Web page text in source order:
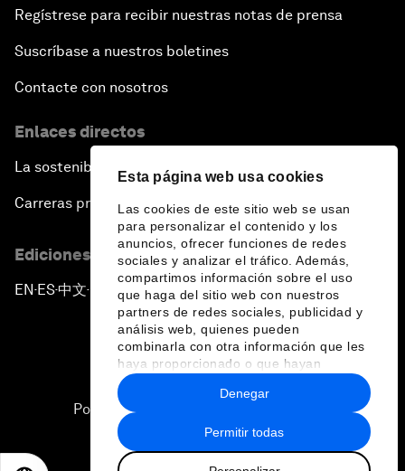
Esta página web usa cookies
Las cookies de este sitio web se usan
para personalizar el contenido y los
anuncios, ofrecer funciones de redes
sociales y analizar el tráfico. Además,
compartimos información sobre el uso
que haga del sitio web con nuestros
partners de redes sociales, publicidad y
análisis web, quienes pueden
combinarla con otra información que les
haya proporcionado o que hayan
recopilado a partir del uso que haya
hecho de sus servicios.
Permitir todas
Denegar
Regístrese para recibir nuestras notas de prensa
Suscríbase a nuestros boletines
Contacte con nosotros
Enlaces directos
La sostenibilidad en el Foro
Carreras profesionales
Ediciones en otros idiomas
EN ▪ES▪中文▪ 日本語
Política de privacidad y normas de uso
Sitemap